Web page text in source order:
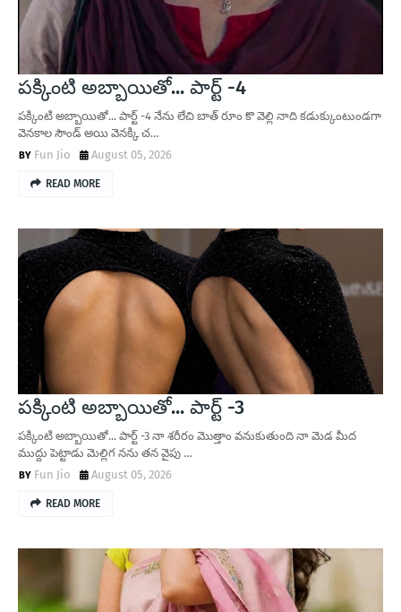
పక్కింటి అబ్బాయితో... పార్ట్ -4
పక్కింటి అబ్బాయితో... పార్ట్ -4 నేను లేచి బాత్ రూం కొ వెల్లి నాది కడుక్కుంటుండగా
వెనకాల సౌండ్ అయి వెనక్కి చ…
Fun Jio
August 05, 2026
READ MORE
పక్కింటి అబ్బాయితో... పార్ట్ -3
పక్కింటి అబ్బాయితో... పార్ట్ -3 నా శరీరం మొత్తాం వనుకుతుంది నా మెడ మీద
ముద్దు పెట్టాడు మెల్లిగ నను తన వైపు …
Fun Jio
August 05, 2026
READ MORE